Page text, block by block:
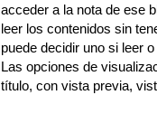
acceder a la nota de ese
leer los contenidos sin
puede decidir uno si leer
Las opciones de
título, con vista previa,